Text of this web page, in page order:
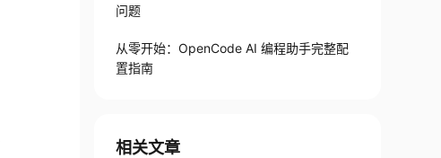
问题
从零开始：OpenCode AI 编程助手完整配
置指南
相关文章